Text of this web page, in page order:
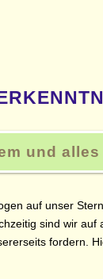
und
auf unser
sind wir
fordern.